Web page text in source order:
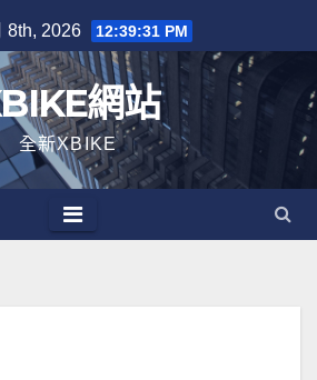
8th, 2026 12:39:31 PM
網站
全新XBIKE